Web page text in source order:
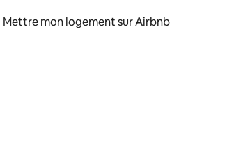
Mettre mon logement sur Airbnb